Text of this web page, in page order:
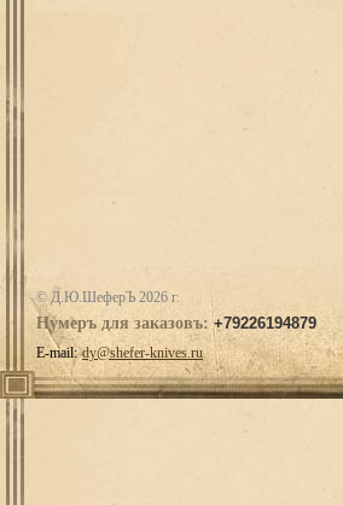
© Д.Ю.ШеферЪ 2026 г.
Нумеръ для заказовъ: +79226194879
E-mail: dy@shefer-knives.ru